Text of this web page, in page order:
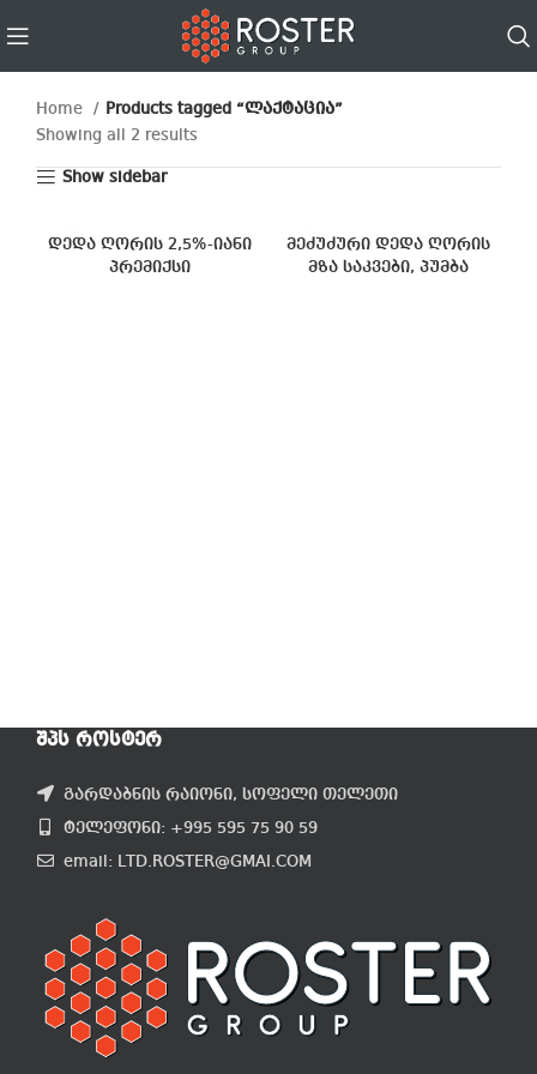
Home
Products tagged “ლაქტაცია”
Showing all 2 results
Show sidebar
დედა ღორის 2,5%-იანი
პრემიქსი
მეძუძური დედა ღორის
მზა საკვები, პუმბა
ᲨᲞᲡ ᲠᲝᲡᲢᲔᲠ
გარდაბნის რაიონი, სოფელი თელეთი
ტელეფონი: +995 595 75 90 59
email: LTD.ROSTER@GMAI.COM